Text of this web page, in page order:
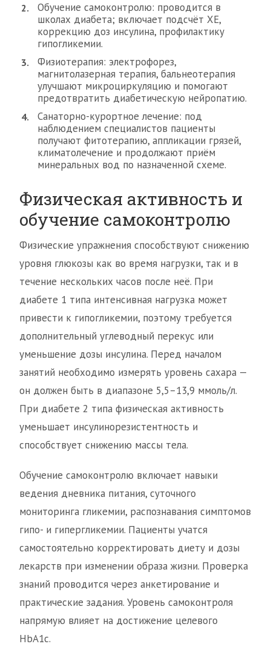
Обучение самоконтролю: проводится в
школах диабета; включает подсчёт ХЕ,
коррекцию доз инсулина, профилактику
гипогликемии.
Физиотерапия: электрофорез,
магнитолазерная терапия, бальнеотерапия
улучшают микроциркуляцию и помогают
предотвратить диабетическую нейропатию.
Санаторно-курортное лечение: под
наблюдением специалистов пациенты
получают фитотерапию, аппликации грязей,
климатолечение и продолжают приём
минеральных вод по назначенной схеме.
Физическая активность и
обучение самоконтролю
Физические упражнения способствуют снижению
уровня глюкозы как во время нагрузки, так и в
течение нескольких часов после неё. При
диабете 1 типа интенсивная нагрузка может
привести к гипогликемии, поэтому требуется
дополнительный углеводный перекус или
уменьшение дозы инсулина. Перед началом
занятий необходимо измерять уровень сахара —
он должен быть в диапазоне 5,5–13,9 ммоль/л.
При диабете 2 типа физическая активность
уменьшает инсулинорезистентность и
способствует снижению массы тела.
Обучение самоконтролю включает навыки
ведения дневника питания, суточного
мониторинга гликемии, распознавания симптомов
гипо- и гипергликемии. Пациенты учатся
самостоятельно корректировать диету и дозы
лекарств при изменении образа жизни. Проверка
знаний проводится через анкетирование и
практические задания. Уровень самоконтроля
напрямую влияет на достижение целевого
HbA1c.